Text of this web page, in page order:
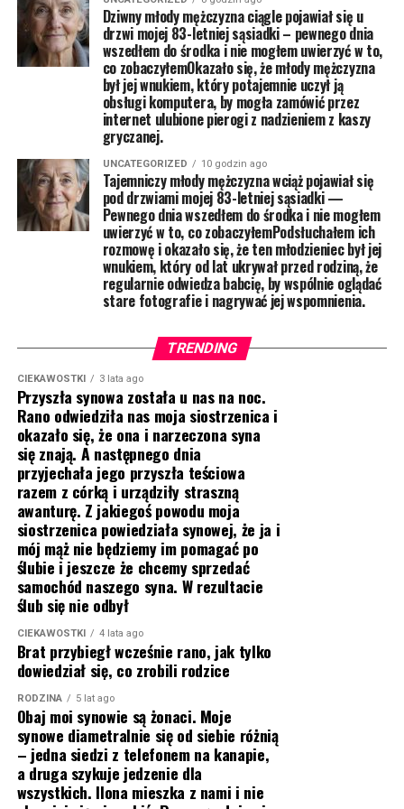
Dziwny młody mężczyzna ciągle pojawiał się u
drzwi mojej 83-letniej sąsiadki – pewnego dnia
wszedłem do środka i nie mogłem uwierzyć w to,
co zobaczyłemOkazało się, że młody mężczyzna
był jej wnukiem, który potajemnie uczył ją
obsługi komputera, by mogła zamówić przez
internet ulubione pierogi z nadzieniem z kaszy
gryczanej.
UNCATEGORIZED 10 godzin ago
Tajemniczy młody mężczyzna wciąż pojawiał się
pod drzwiami mojej 83-letniej sąsiadki —
Pewnego dnia wszedłem do środka i nie mogłem
uwierzyć w to, co zobaczyłemPodsłuchałem ich
rozmowę i okazało się, że ten młodzieniec był jej
wnukiem, który od lat ukrywał przed rodziną, że
regularnie odwiedza babcię, by wspólnie oglądać
stare fotografie i nagrywać jej wspomnienia.
TRENDING
CIEKAWOSTKI 3 lata ago
Przyszła synowa została u nas na noc.
Rano odwiedziła nas moja siostrzenica i
okazało się, że ona i narzeczona syna
się znają. A następnego dnia
przyjechała jego przyszła teściowa
razem z córką i urządziły straszną
awanturę. Z jakiegoś powodu moja
siostrzenica powiedziała synowej, że ja i
mój mąż nie będziemy im pomagać po
ślubie i jeszcze że chcemy sprzedać
samochód naszego syna. W rezultacie
ślub się nie odbył
CIEKAWOSTKI 4 lata ago
Brat przybiegł wcześnie rano, jak tylko
dowiedział się, co zrobili rodzice
RODZINA 5 lat ago
Obaj moi synowie są żonaci. Moje
synowe diametralnie się od siebie różnią
– jedna siedzi z telefonem na kanapie,
a druga szykuje jedzenie dla
wszystkich. Ilona mieszka z nami i nie